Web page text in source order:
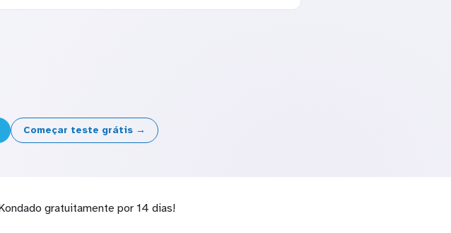
Começar teste grátis →
gratuitamente por 14 dias!